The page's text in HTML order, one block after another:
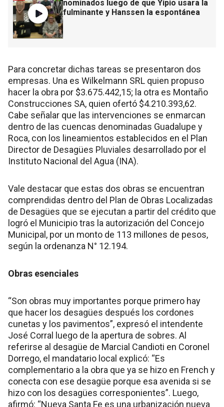
nominados luego de que Yipio usara la
fulminante y Hanssen la espontánea
Para concretar dichas tareas se presentaron dos
empresas. Una es Wilkelmann SRL quien propuso
hacer la obra por $3.675.442,15; la otra es Montaño
Construcciones SA, quien ofertó $4.210.393,62.
Cabe señalar que las intervenciones se enmarcan
dentro de las cuencas denominadas Guadalupe y
Roca, con los lineamientos establecidos en el Plan
Director de Desagües Pluviales desarrollado por el
Instituto Nacional del Agua (INA).
Vale destacar que estas dos obras se encuentran
comprendidas dentro del Plan de Obras Localizadas
de Desagües que se ejecutan a partir del crédito que
logró el Municipio tras la autorización del Concejo
Municipal, por un monto de 113 millones de pesos,
según la ordenanza N° 12.194.
Obras esenciales
“Son obras muy importantes porque primero hay
que hacer los desagües después los cordones
cunetas y los pavimentos”, expresó el intendente
José Corral luego de la apertura de sobres. Al
referirse al desagüe de Marcial Candioti en Coronel
Dorrego, el mandatario local explicó: “Es
complementario a la obra que ya se hizo en French y
conecta con ese desagüe porque esa avenida si se
hizo con los desagües corresponientes”. Luego,
afirmó: “Nueva Santa Fe es una urbanización nueva